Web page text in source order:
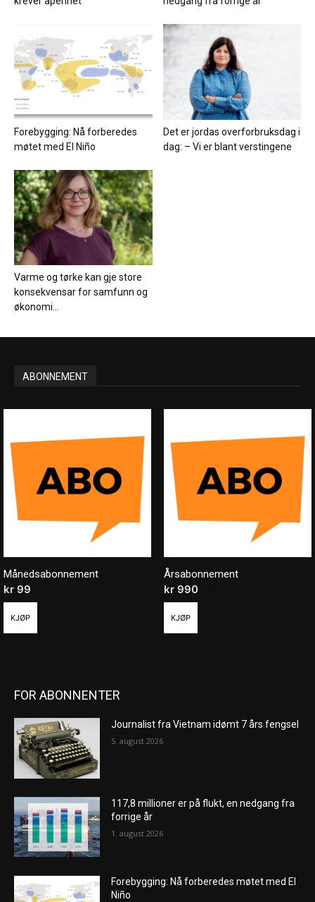
Forebygging: Nå forberedes
møtet med El Niño
Det er jordas overforbruksdag i
dag: – Vi er blant verstingene
Varme og tørke kan gje store
konsekvensar for samfunn og
økonomi...
ABONNEMENT
Månedsabonnement
kr 99
KJØP
Årsabonnement
kr990
KJØP
FOR ABONNENTER
Journalist fra Vietnam idømt 7 års fengsel
5. august 2026
117,8 millioner er på flukt, en nedgang fra
forrige år
1. august 2026
Forebygging: Nå forberedes møtet med El
Niño